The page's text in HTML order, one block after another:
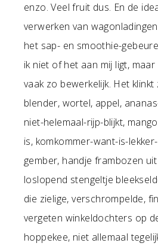
enzo. Veel fruit dus. En de
verwerken van
het sap- en smoothie-
ik niet of het aan mij ligt,
vaak zo bewerkelijk. Het klinkt
blender, wortel, appel,
niet-helemaal-rijp-blijkt,
is, komkommer-want-is-
gember, handje frambozen
loslopend stengeltje
die zielige, verschrompelde,
vergeten winkeldochters op
hoppekee, niet allemaal